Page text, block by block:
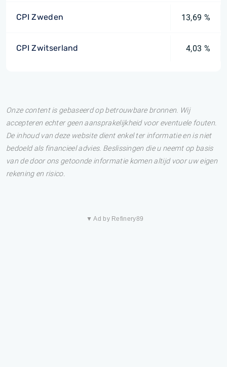
CPI Zweden 13,69 %
CPI Zwitserland 4,03 %
Onze content is gebaseerd op betrouwbare bronnen. Wij
accepteren echter geen aansprakelijkheid voor eventuele fouten.
De inhoud van deze website dient enkel ter informatie en is niet
bedoeld als financieel advies. Beslissingen die u neemt op basis
van de door ons getoonde informatie komen altijd voor uw eigen
rekening en risico.
▼ Ad by Refinery89